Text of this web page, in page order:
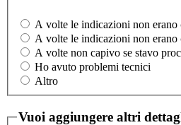
A volte le indicazioni non erano
A volte le indicazioni non erano
A volte non capivo se stavo
Ho avuto problemi tecnici
Altro
Vuoi aggiungere altri